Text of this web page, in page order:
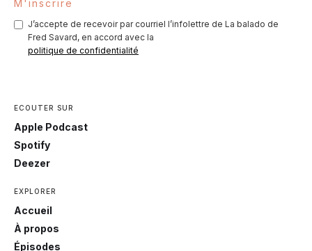
J’accepte de recevoir par courriel l’infolettre de La balado de
Fred Savard, en accord avec la
politique de confidentialité
ECOUTER SUR
Apple Podcast
Spotify
Deezer
EXPLORER
Accueil
À propos
Épisodes